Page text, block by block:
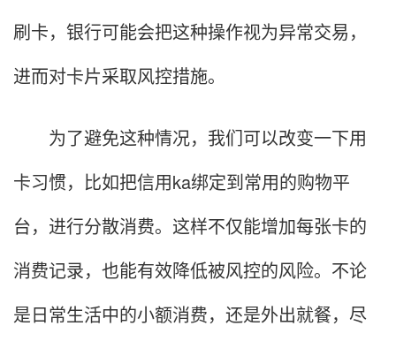
刷卡，银行可能会把这种操作视为异常交易，
进而对卡片采取风控措施。
为了避免这种情况，我们可以改变一下用
卡习惯，比如把信用ka绑定到常用的购物平
台，进行分散消费。这样不仅能增加每张卡的
消费记录，也能有效降低被风控的风险。不论
是日常生活中的小额消费，还是外出就餐，尽